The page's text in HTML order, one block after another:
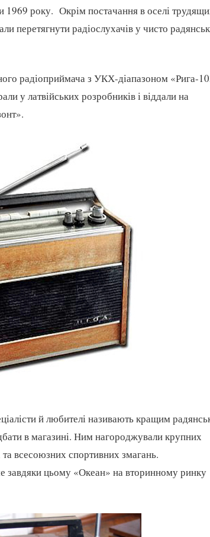
року. Окрім по­с­та­чання в оселі
перетягнути радіослухачів у чисто
радіоприймача з УКХ-діапазоном «Рига-
у латвійських розробників і віддали на
й любителі називають кращим
в магазині. Ним нагороджували крупних
всесоюзних спортивних змагань.
завдяки цьому «Океан» на вторинному ринку